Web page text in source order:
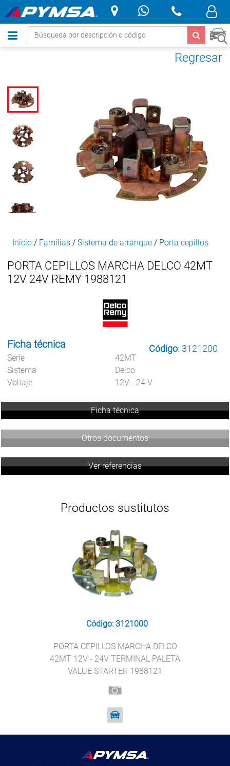
.
Regresar
Inicio / Familias / Sistema de arranque / Porta cepillos
PORTA CEPILLOS MARCHA DELCO 42MT
12V 24V REMY 1988121
Código: 3121200
Ficha técnica
Serie
42MT
Sistema
Delco
Voltaje
12V - 24 V
Ficha técnica
Otros documentos
Ver referencias
Productos sustitutos
Código: 3121000
PORTA CEPILLOS MARCHA DELCO
42MT 12V - 24V TERMINAL PALETA
VALUE STARTER 1988121